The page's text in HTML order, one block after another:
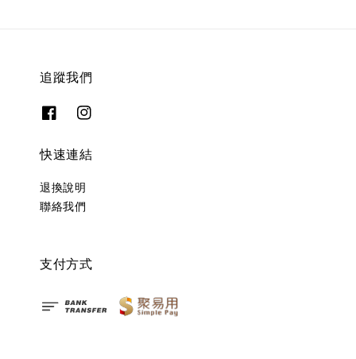
追蹤我們
快速連結
退換說明
聯絡我們
支付方式